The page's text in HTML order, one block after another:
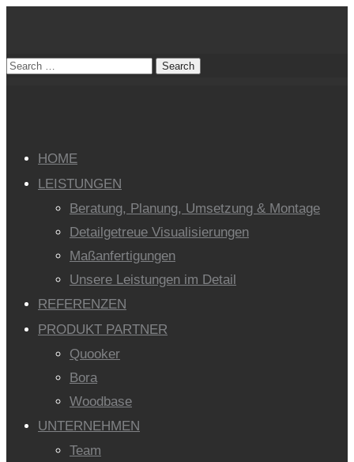
HOME
LEISTUNGEN
Beratung, Planung, Umsetzung & Montage
Detailgetreue Visualisierungen
Maßanfertigungen
Unsere Leistungen im Detail
REFERENZEN
PRODUKT PARTNER
Quooker
Bora
Woodbase
UNTERNEHMEN
Team